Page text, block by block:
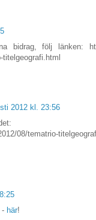
bidrag, följ länken:
2012 kl. 23:56
08/tematrio-
- här!